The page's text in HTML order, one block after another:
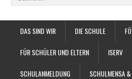
DAS SIND WIR DIE SCHULE
FÜR SCHÜLER UND ELTERN ISERV
SCHULANMELDUNG SCHULMENSA